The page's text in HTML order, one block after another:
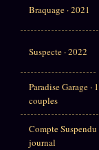
Braquage · 2021
Suspecte · 2022
Paradise Garage ·
couples
Compte Suspendu
journal